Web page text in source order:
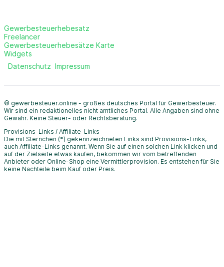
Gewerbesteuerhebesatz
Freelancer
Gewerbesteuerhebesätze Karte
Widgets
Datenschutz Impressum
© gewerbesteuer.online - großes deutsches Portal für Gewerbesteuer.
Wir sind ein redaktionelles nicht amtliches Portal. Alle Angaben sind ohne
Gewähr. Keine Steuer- oder Rechtsberatung.
Provisions-Links / Affiliate-Links
Die mit Sternchen (*) gekennzeichneten Links sind Provisions-Links,
auch Affiliate-Links genannt. Wenn Sie auf einen solchen Link klicken und
auf der Zielseite etwas kaufen, bekommen wir vom betreffenden
Anbieter oder Online-Shop eine Vermittlerprovision. Es entstehen für Sie
keine Nachteile beim Kauf oder Preis.